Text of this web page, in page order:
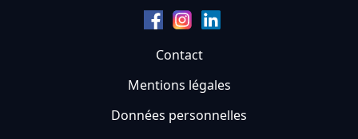
Contact
Mentions légales
Données personnelles